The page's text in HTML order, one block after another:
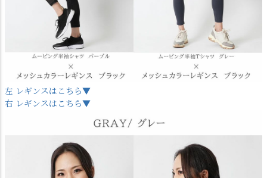
左 レギンスはこちら▼
右 レギンスはこちら▼